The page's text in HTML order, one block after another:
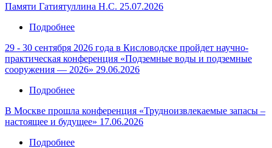
Памяти Гатиятуллина Н.С. 25.07.2026
Подробнее
Гатиятуллина
Н.С.
29 - 30 сентября 2026 года в Кисловодске пройдет научно-
практическая конференция «Подземные воды и подземные
сооружения — 2026» 29.06.2026
Подробнее
-
30
В Москве прошла конференция «Трудноизвлекаемые запасы –
настоящее и будущее» 17.06.2026
Подробнее